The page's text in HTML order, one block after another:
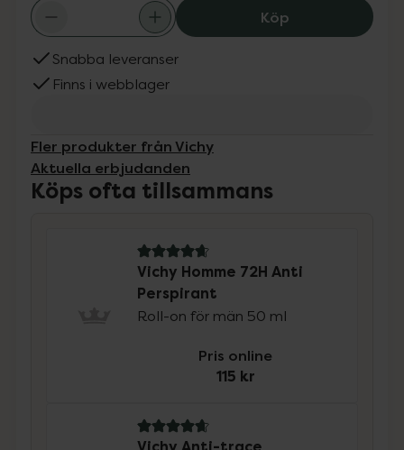
KöpVichy Homme
Snabba leveranser
Finns i webblager
Fler produkter från Vichy
Aktuella erbjudanden
Köps ofta tillsammans
4.9 av 5 i omdöme
Vichy Homme 72H Anti
Perspirant
Roll-on för män 50 ml
Pris online
115 kr
4.7 av 5 i omdöme